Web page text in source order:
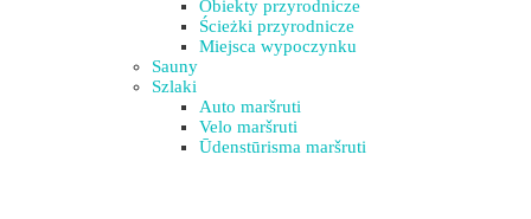
Obiekty przyrodnicze
Ścieżki przyrodnicze
Miejsca wypoczynku
Sauny
Szlaki
Auto maršruti
Velo maršruti
Ūdenstūrisma maršruti